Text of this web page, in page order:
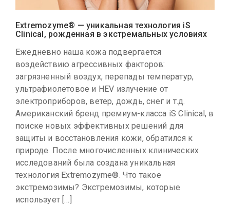
Extremozyme® — уникальная технология iS
Clinical, рожденная в экстремальных условиях
Ежедневно наша кожа подвергается
воздействию агрессивных факторов:
загрязненный воздух, перепады температур,
ультрафиолетовое и HEV излучение от
электроприборов, ветер, дождь, снег и т.д.
Американский бренд премиум-класса iS Clinical, в
поиске новых эффективных решений для
защиты и восстановления кожи, обратился к
природе. После многочисленных клинических
исследований была создана уникальная
технология Extremozyme®. Что такое
экстремозимы? Экстремозимы, которые
использует […]